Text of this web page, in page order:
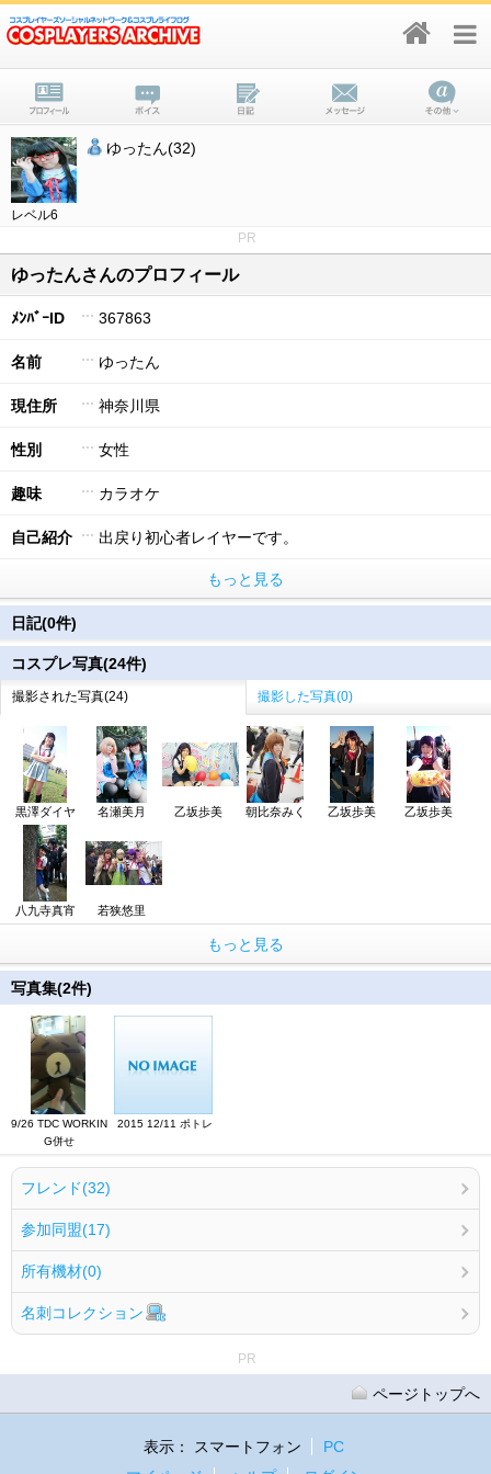
レベル6
ゆったん(32)
PR
ゆったんさんのプロフィール
ﾒﾝﾊﾞｰID 367863
名前 ゆったん
現住所 神奈川県
性別 女性
趣味 カラオケ
自己紹介 出戻り初心者レイヤーです。
もっと見る
日記(0件)
コスプレ写真(24件)
撮影された写真(24) 撮影した写真(0)
黒澤ダイヤ 名瀬美月 乙坂歩美 朝比奈みく 乙坂歩美 乙坂歩美
八九寺真宵 若狭悠里
もっと見る
写真集(2件)
9/26 TDC WORKIN
G併せ
2015 12/11 ポトレ
フレンド(32)
参加同盟(17)
所有機材(0)
名刺コレクション
PR
ページトップへ
表示： スマートフォン
PC